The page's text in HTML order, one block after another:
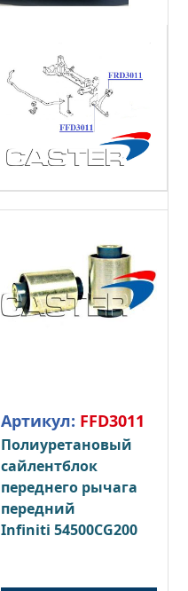
Артикул: FFD3011
Полиуретановый
сайлентблок
переднего рычага
передний
Infiniti 54500CG200